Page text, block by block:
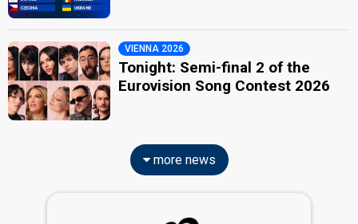
VIENNA 2026
Tonight: Semi-final 2 of the
Eurovision Song Contest 2026
more news